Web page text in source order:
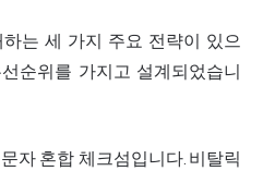
는 세 가지 주요 전략이 있으
순위를 가지고 설계되었습니
자 혼합 체크섬입니다. 비탈릭